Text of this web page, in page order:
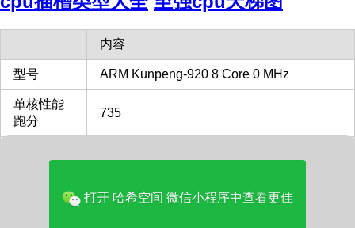
内容
型号 ARM Kunpeng-920 8 Core 0 MHz
单核性能
跑分
735
16%
打开 哈希空间 微信小程序中查看更佳